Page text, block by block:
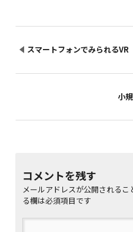
スマートフォンでみられるVR
小
コメントを残す
メールアドレスが公開されるこ
る欄は必須項目です